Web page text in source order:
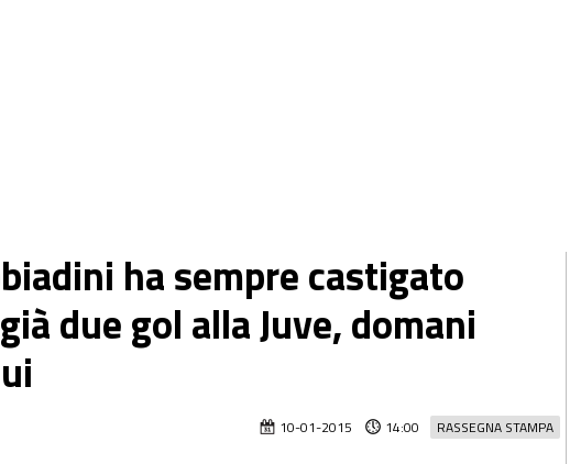
ha sempre castigato
due gol alla Juve, domani
RASSEGNA STAMPA
10-01-2015 14:00